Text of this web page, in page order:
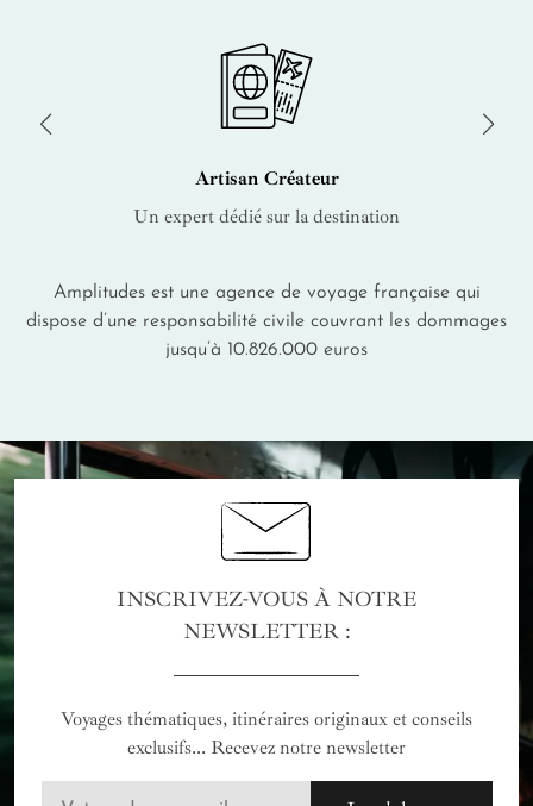
Artisan Créateur
Un expert dédié sur la destination
Amplitudes est une agence de voyage française qui
dispose d’une responsabilité civile couvrant les dommages
jusqu’à 10.826.000 euros
INSCRIVEZ-VOUS À NOTRE
NEWSLETTER :
Voyages thématiques, itinéraires originaux et conseils
exclusifs... Recevez notre newsletter